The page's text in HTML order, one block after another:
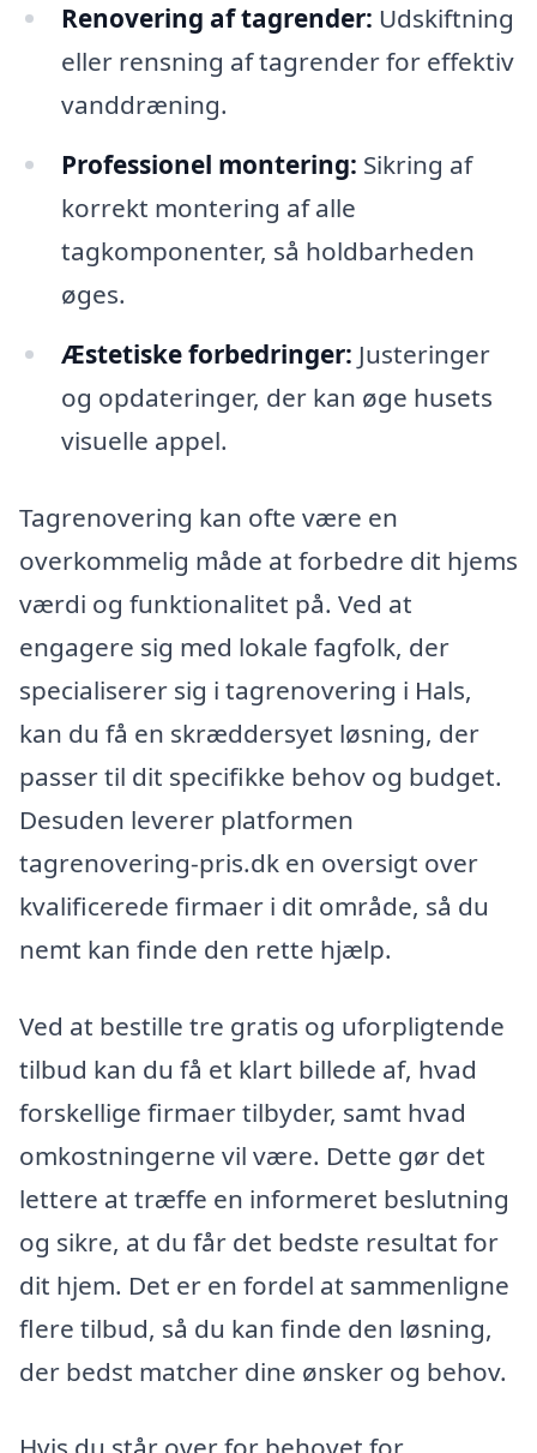
Renovering af tagrender: Udskiftning
eller rensning af tagrender for effektiv
vanddræning.
Professionel montering: Sikring af
korrekt montering af alle
tagkomponenter, så holdbarheden
øges.
Æstetiske forbedringer: Justeringer
og opdateringer, der kan øge husets
visuelle appel.
Tagrenovering kan ofte være en
overkommelig måde at forbedre dit hjems
værdi og funktionalitet på. Ved at
engagere sig med lokale fagfolk, der
specialiserer sig i tagrenovering i Hals,
kan du få en skræddersyet løsning, der
passer til dit specifikke behov og budget.
Desuden leverer platformen
tagrenovering-pris.dk en oversigt over
kvalificerede firmaer i dit område, så du
nemt kan finde den rette hjælp.
Ved at bestille tre gratis og uforpligtende
tilbud kan du få et klart billede af, hvad
forskellige firmaer tilbyder, samt hvad
omkostningerne vil være. Dette gør det
lettere at træffe en informeret beslutning
og sikre, at du får det bedste resultat for
dit hjem. Det er en fordel at sammenligne
flere tilbud, så du kan finde den løsning,
der bedst matcher dine ønsker og behov.